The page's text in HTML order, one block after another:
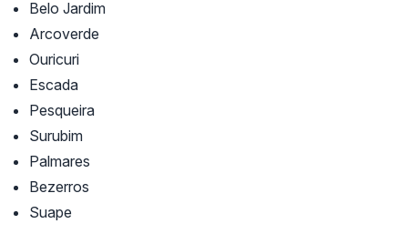
Belo Jardim
Arcoverde
Ouricuri
Escada
Pesqueira
Surubim
Palmares
Bezerros
Suape